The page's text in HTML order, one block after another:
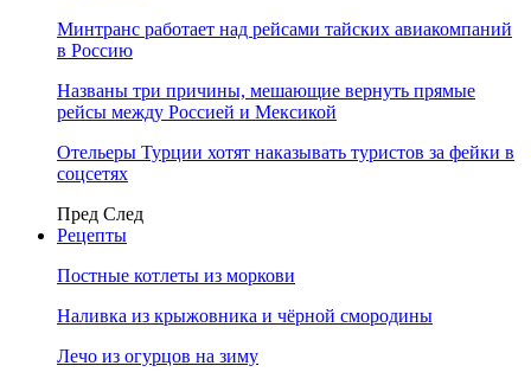
Минтранс работает над рейсами тайских авиакомпаний
в Россию
Названы три причины, мешающие вернуть прямые
рейсы между Россией и Мексикой
Отельеры Турции хотят наказывать туристов за фейки в
соцсетях
Пред След
Рецепты
Постные котлеты из моркови
Наливка из крыжовника и чёрной смородины
Лечо из огурцов на зиму